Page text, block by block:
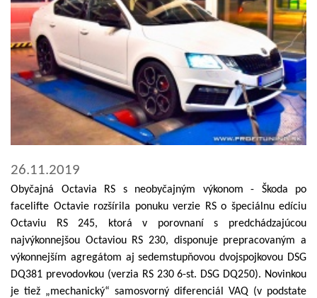
26.11.2019
Obyčajná Octavia RS s neobyčajným výkonom - Škoda po
facelifte Octavie rozšírila ponuku verzie RS o špeciálnu edíciu
Octaviu RS 245, ktorá v porovnaní s predchádzajúcou
najvýkonnejšou Octaviou RS 230, disponuje prepracovaným a
výkonnejším agregátom aj sedemstupňovou dvojspojkovou DSG
DQ381 prevodovkou (verzia RS 230 6-st. DSG DQ250). Novinkou
je tiež „mechanický“ samosvorný diferenciál VAQ (v podstate